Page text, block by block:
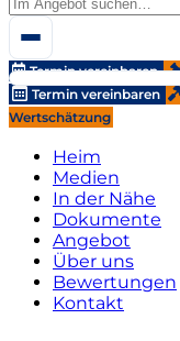
Termin vereinbaren
Termin vereinbaren
Wertschätzung
Heim
Medien
In der Nähe
Dokumente
Angebot
Über uns
Bewertungen
Kontakt